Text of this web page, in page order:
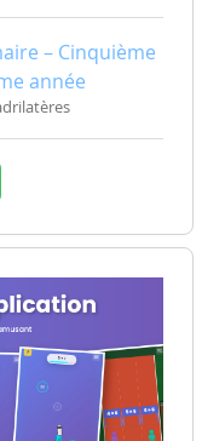
– Cinquième
année